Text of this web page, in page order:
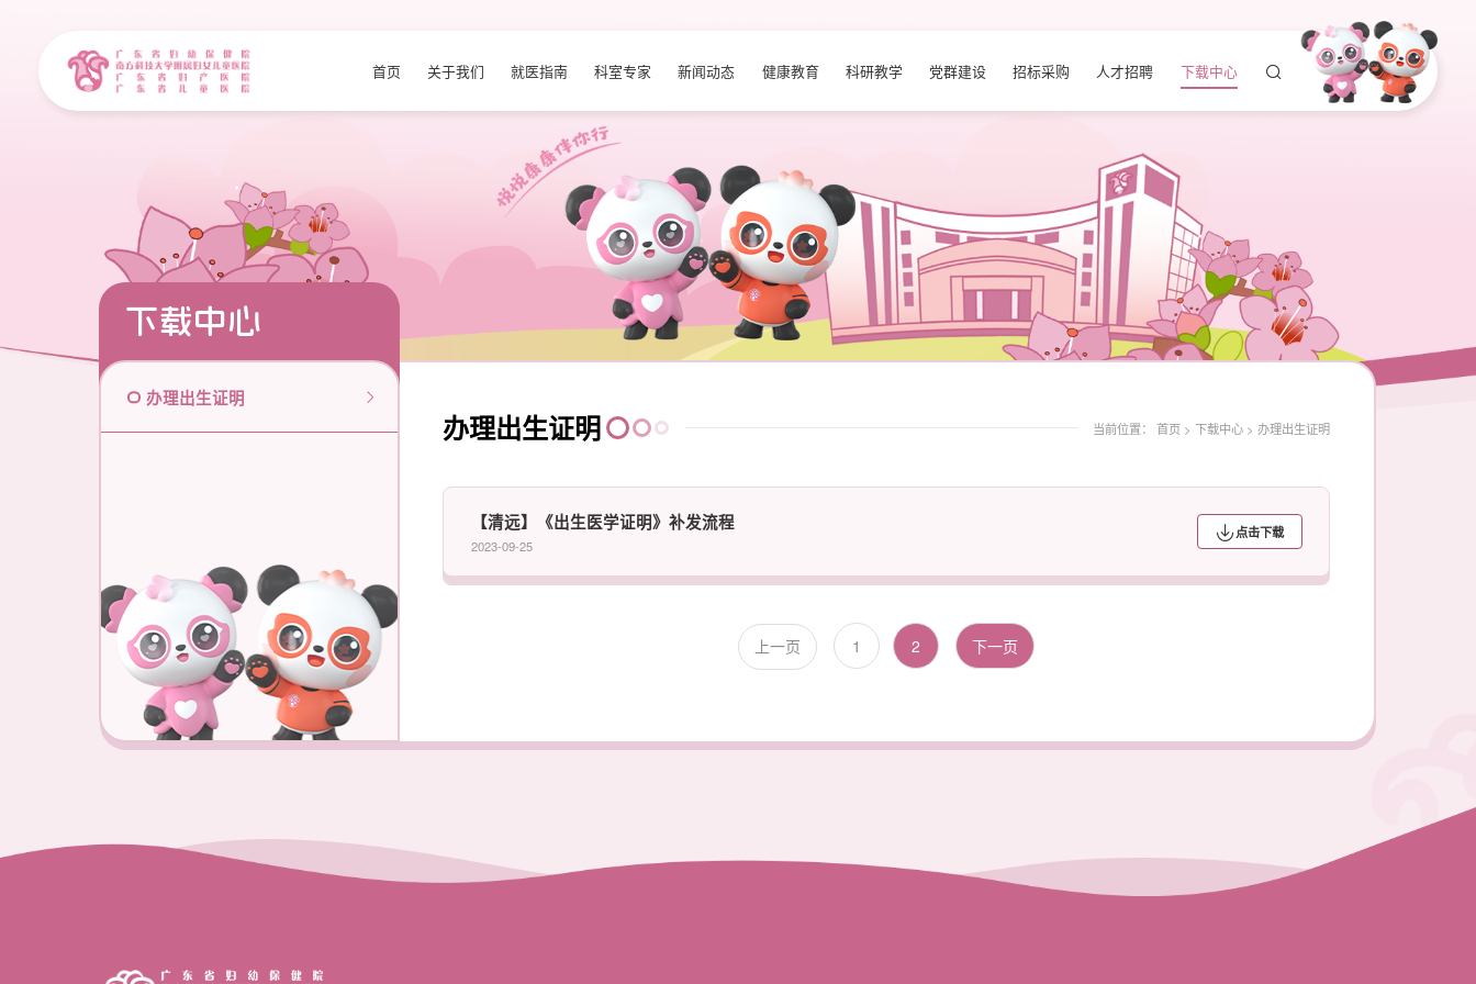
首页 关于我们 就医指南 科室专家 新闻动态 健康教育 科研教学 党群建设 招标采购 人才招聘 下载中心
办理出生证明
下载中心
办理出生证明 当前位置： 首页 >下载中心 >办理出生证明
【清远】《出生医学证明》补发流程
2023-09-25
点击下载
上一页 1 2 下一页